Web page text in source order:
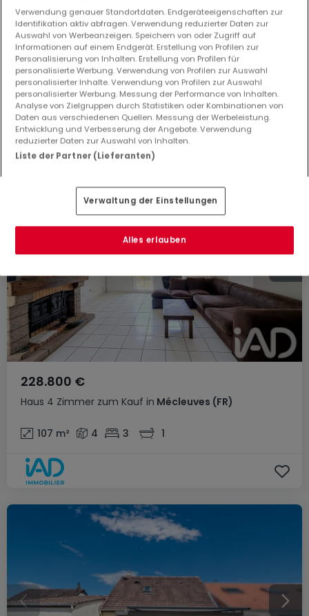
Ähnliche Immobilien in der Nähe
Sie haben keine Immobilien gefunden, die Sie
interessieren? Diese vorgeschlagenen Anzeigen
könnten Sie interessieren.
Haus 4 Zimmer zum Kauf in Mécleuves (FR)
228.800 €
107 m² 4 3 1
Verwendung genauer Standortdaten. Endgeräteeigenschaften zur
Identifikation aktiv abfragen. Verwendung reduzierter Daten zur
Auswahl von Werbeanzeigen. Speichern von oder Zugriff auf
Informationen auf einem Endgerät. Erstellung von Profilen zur
Personalisierung von Inhalten. Erstellung von Profilen für
personalisierte Werbung. Verwendung von Profilen zur Auswahl
personalisierter Inhalte. Verwendung von Profilen zur Auswahl
personalisierter Werbung. Messung der Performance von Inhalten.
Analyse von Zielgruppen durch Statistiken oder Kombinationen von
Daten aus verschiedenen Quellen. Messung der Werbeleistung.
Entwicklung und Verbesserung der Angebote. Verwendung
reduzierter Daten zur Auswahl von Inhalten.
Liste der Partner (Lieferanten)
Verwaltung der Einstellungen
Alles erlauben